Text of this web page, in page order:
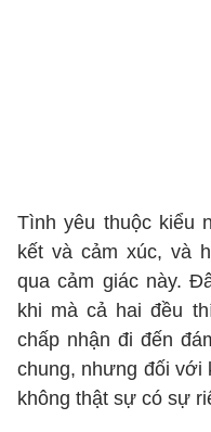
Tình yêu thuộc kiểu
kết và cảm xúc, và
qua cảm giác này.
khi mà cả hai đều
chấp nhận đi đến
chung, nhưng đối với
không thật sự có sự